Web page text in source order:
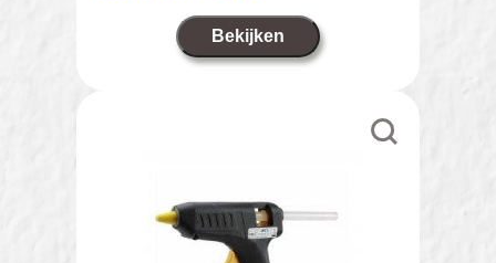
Bekijken